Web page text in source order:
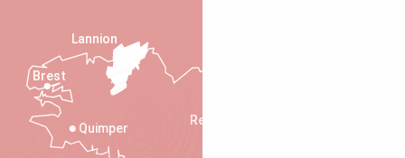
Rennes
Quimper
Lannion
Brest